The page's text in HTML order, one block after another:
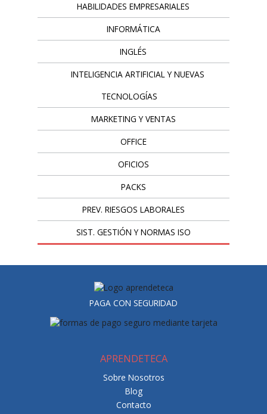
HABILIDADES EMPRESARIALES
INFORMÁTICA
INGLÉS
INTELIGENCIA ARTIFICIAL Y NUEVAS
TECNOLOGÍAS
MARKETING Y VENTAS
OFFICE
OFICIOS
PACKS
PREV. RIESGOS LABORALES
SIST. GESTIÓN Y NORMAS ISO
PAGA CON SEGURIDAD
APRENDETECA
Sobre Nosotros
Blog
Contacto